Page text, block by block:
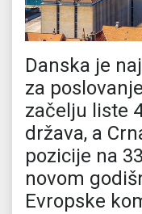
Danska je
za
začelju liste
država, a
pozicije na
novom
Evropske